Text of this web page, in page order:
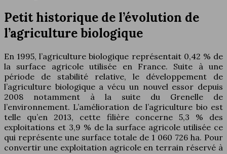
Petit historique de l’évolution de
l’agriculture biologique
En 1995, l’agriculture biologique représentait 0,42 % de
la surface agricole utilisée en France. Suite à une
période de stabilité relative, le développement de
l’agriculture biologique a vécu un nouvel essor depuis
2008 notamment à la suite du Grenelle de
l’environnement. L’amélioration de l’agriculture bio est
telle qu’en 2013, cette filière concerne 5,3 % des
exploitations et 3,9 % de la surface agricole utilisée ce
qui représente une surface totale de 1 060 726 ha. Pour
convertir une exploitation agricole en terrain réservé à